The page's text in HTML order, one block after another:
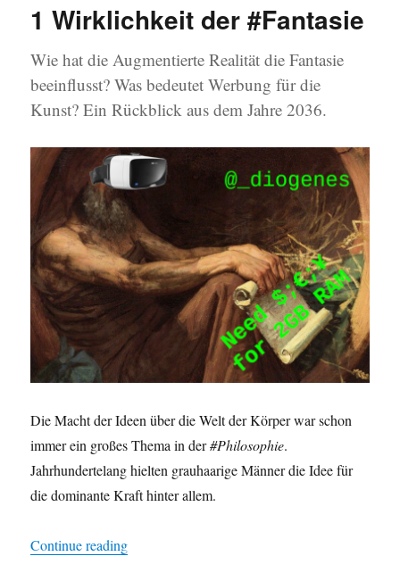
my
Online
for
Free
1 Wirklichkeit der #Fantasie
Wie hat die Augmentierte Realität die Fantasie
beeinflusst? Was bedeutet Werbung für die
Kunst? Ein Rückblick aus dem Jahre 2036.
Die Macht der Ideen über die Welt der Körper war schon
immer ein großes Thema in der#Philosophie.
Jahrhundertelang hielten grauhaarige Männer die Idee für
die dominante Kraft hinter allem.
Continue reading“1 Wirklichkeit der #Fantasie”